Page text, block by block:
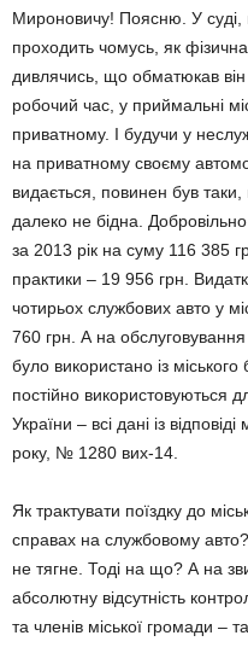
Мироновичу! Поясню. У суді,
проходить чомусь, як
дивлячись, що обматюкав він
робочий час, у приймальні
приватному. І будучи у
на приватному своєму
видається, повинен був
далеко не бідна.
за 2013 рік на суму 116 385
практики – 19 956 грн.
чотирьох службових авто у
760 грн. А на обслуговування
було використано із
постійно використовуються
України – всі дані із
року, № 1280 вих-14.
Як трактувати поїздку до
справах на службовому
не тягне. Тоді на що? А на
абсолютну відсутність
та членів міської громади –